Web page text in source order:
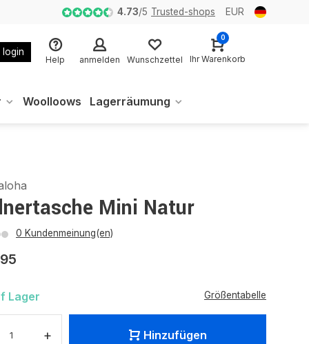
4.73/5 Trusted-shops EUR
login
Help anmelden Wunschzettel
0
Ihr Warenkorb
Woolloows Lagerräumung
Mini Natur
0 Kundenmeinung(en)
Größentabelle
Lager
+ Hinzufügen